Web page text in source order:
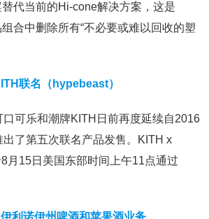
代当前的Hi-cone解决方案，这是
合中删除所有“不必要或难以回收的塑
联名（hypebeast）
可乐和潮牌KITH日前再度延续自2016
了第五次联名产品发售。KITH x
月15日美国东部时间上午11点通过
利诺伊州啤酒和苹果酒业务